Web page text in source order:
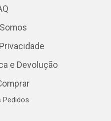
e Devolução
Pedidos